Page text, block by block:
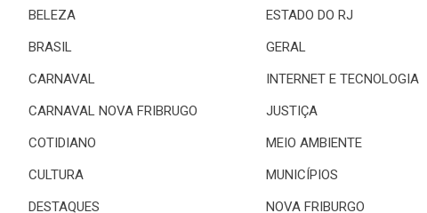
BELEZA
BRASIL
CARNAVAL
CARNAVAL NOVA FRIBRUGO
COTIDIANO
CULTURA
DESTAQUES
ESTADO DO RJ
GERAL
INTERNET E TECNOLOGIA
JUSTIÇA
MEIO AMBIENTE
MUNICÍPIOS
NOVA FRIBURGO